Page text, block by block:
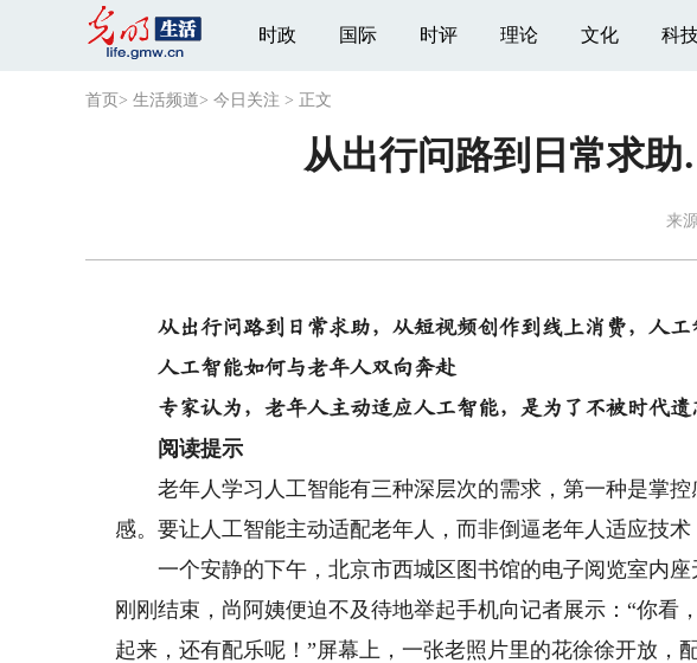
时政 国际 时评 理论 文化 科
首页 > 生活频道> 今日关注 > 正文
从出行问路到日常求
来
从出行问路到日常求助，从短视频创作到线上消费，人
人工智能如何与老年人双向奔赴
专家认为，老年人主动适应人工智能，是为了不被时代
阅读提示
老年人学习人工智能有三种深层次的需求，第一种是掌控
感。要让人工智能主动适配老年人，而非倒逼老年人适应技术
一个安静的下午，北京市西城区图书馆的电子阅览室内座
刚刚结束，尚阿姨便迫不及待地举起手机向记者展示：“你看
起来，还有配乐呢！”屏幕上，一张老照片里的花徐徐开放，